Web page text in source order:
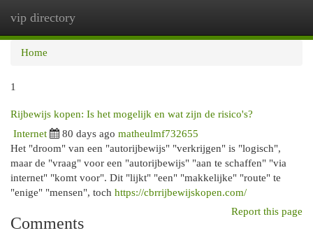
vip directory
Home
1
Rijbewijs kopen: Is het mogelijk en wat zijn de risico's?
Internet 80 days ago matheulmf732655
Het "droom" van een "autorijbewijs" "verkrijgen" is "logisch",
maar de "vraag" voor een "autorijbewijs" "aan te schaffen" "via
internet" "komt voor". Dit "lijkt" "een" "makkelijke" "route" te
"enige" "mensen", toch https://cbrrijbewijskopen.com/
Report this page
Comments